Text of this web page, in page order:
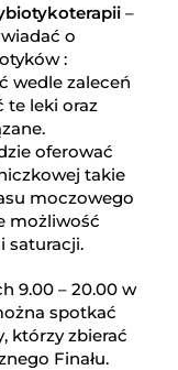
–
o
:
wedle zaleceń
te leki oraz
oferować
takie
moczowego
możliwość
saturacji.
9.00 – 20.00 w
spotkać
którzy zbierać
Finału.